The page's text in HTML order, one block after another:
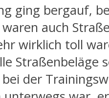
ging bergauf,
auch
wirklich toll
Straßenbeläge
der